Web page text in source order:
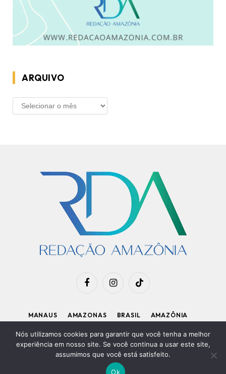
ARQUIVO
ARQUIVO
FacebookInstagramTikTok
MANAUS AMAZONAS BRASIL
AMAZÔNIA
APOIE O RDA
Diretor Executivo: Kleiton Renzo|Política de Privacidade
Nós utilizamos cookies para garantir que você tenha a melhor
experiência em nosso site. Se você continua a usar este site,
assumimos que você está satisfeito.
Ok